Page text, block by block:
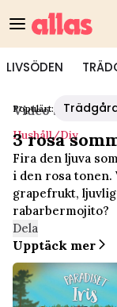
LIVSÖDEN
Populärt:
Video Start/
Hushåll/diy
3 rosa
Fira den ljuva
i den rosa tonen.
grapefrukt,
rabarbermojito?
Dela
Upptäck mer